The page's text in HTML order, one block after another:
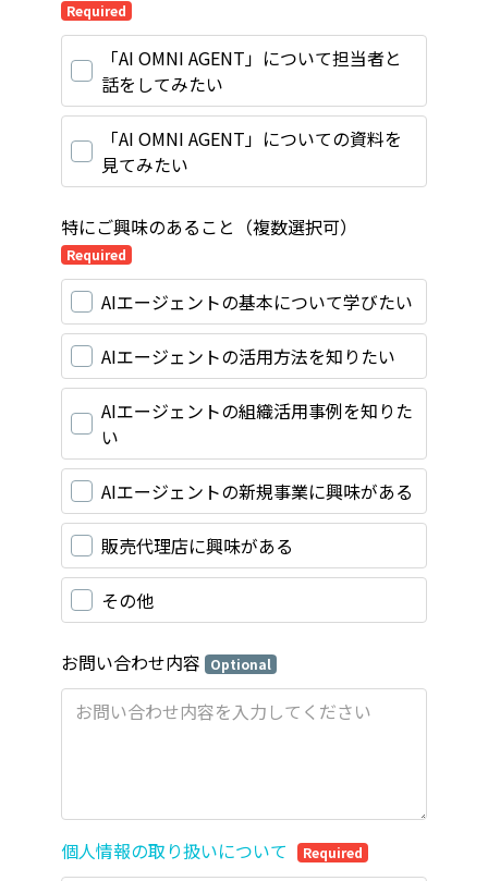
Required
「AI OMNI AGENT」について担当者と
話をしてみたい
「AI OMNI AGENT」についての資料を
見てみたい
特にご興味のあること（複数選択可）
Required
AIエージェントの基本について学びたい
AIエージェントの活用方法を知りたい
AIエージェントの組織活用事例を知りた
い
AIエージェントの新規事業に興味がある
販売代理店に興味がある
その他
お問い合わせ内容 Optional
個人情報の取り扱いについて Required